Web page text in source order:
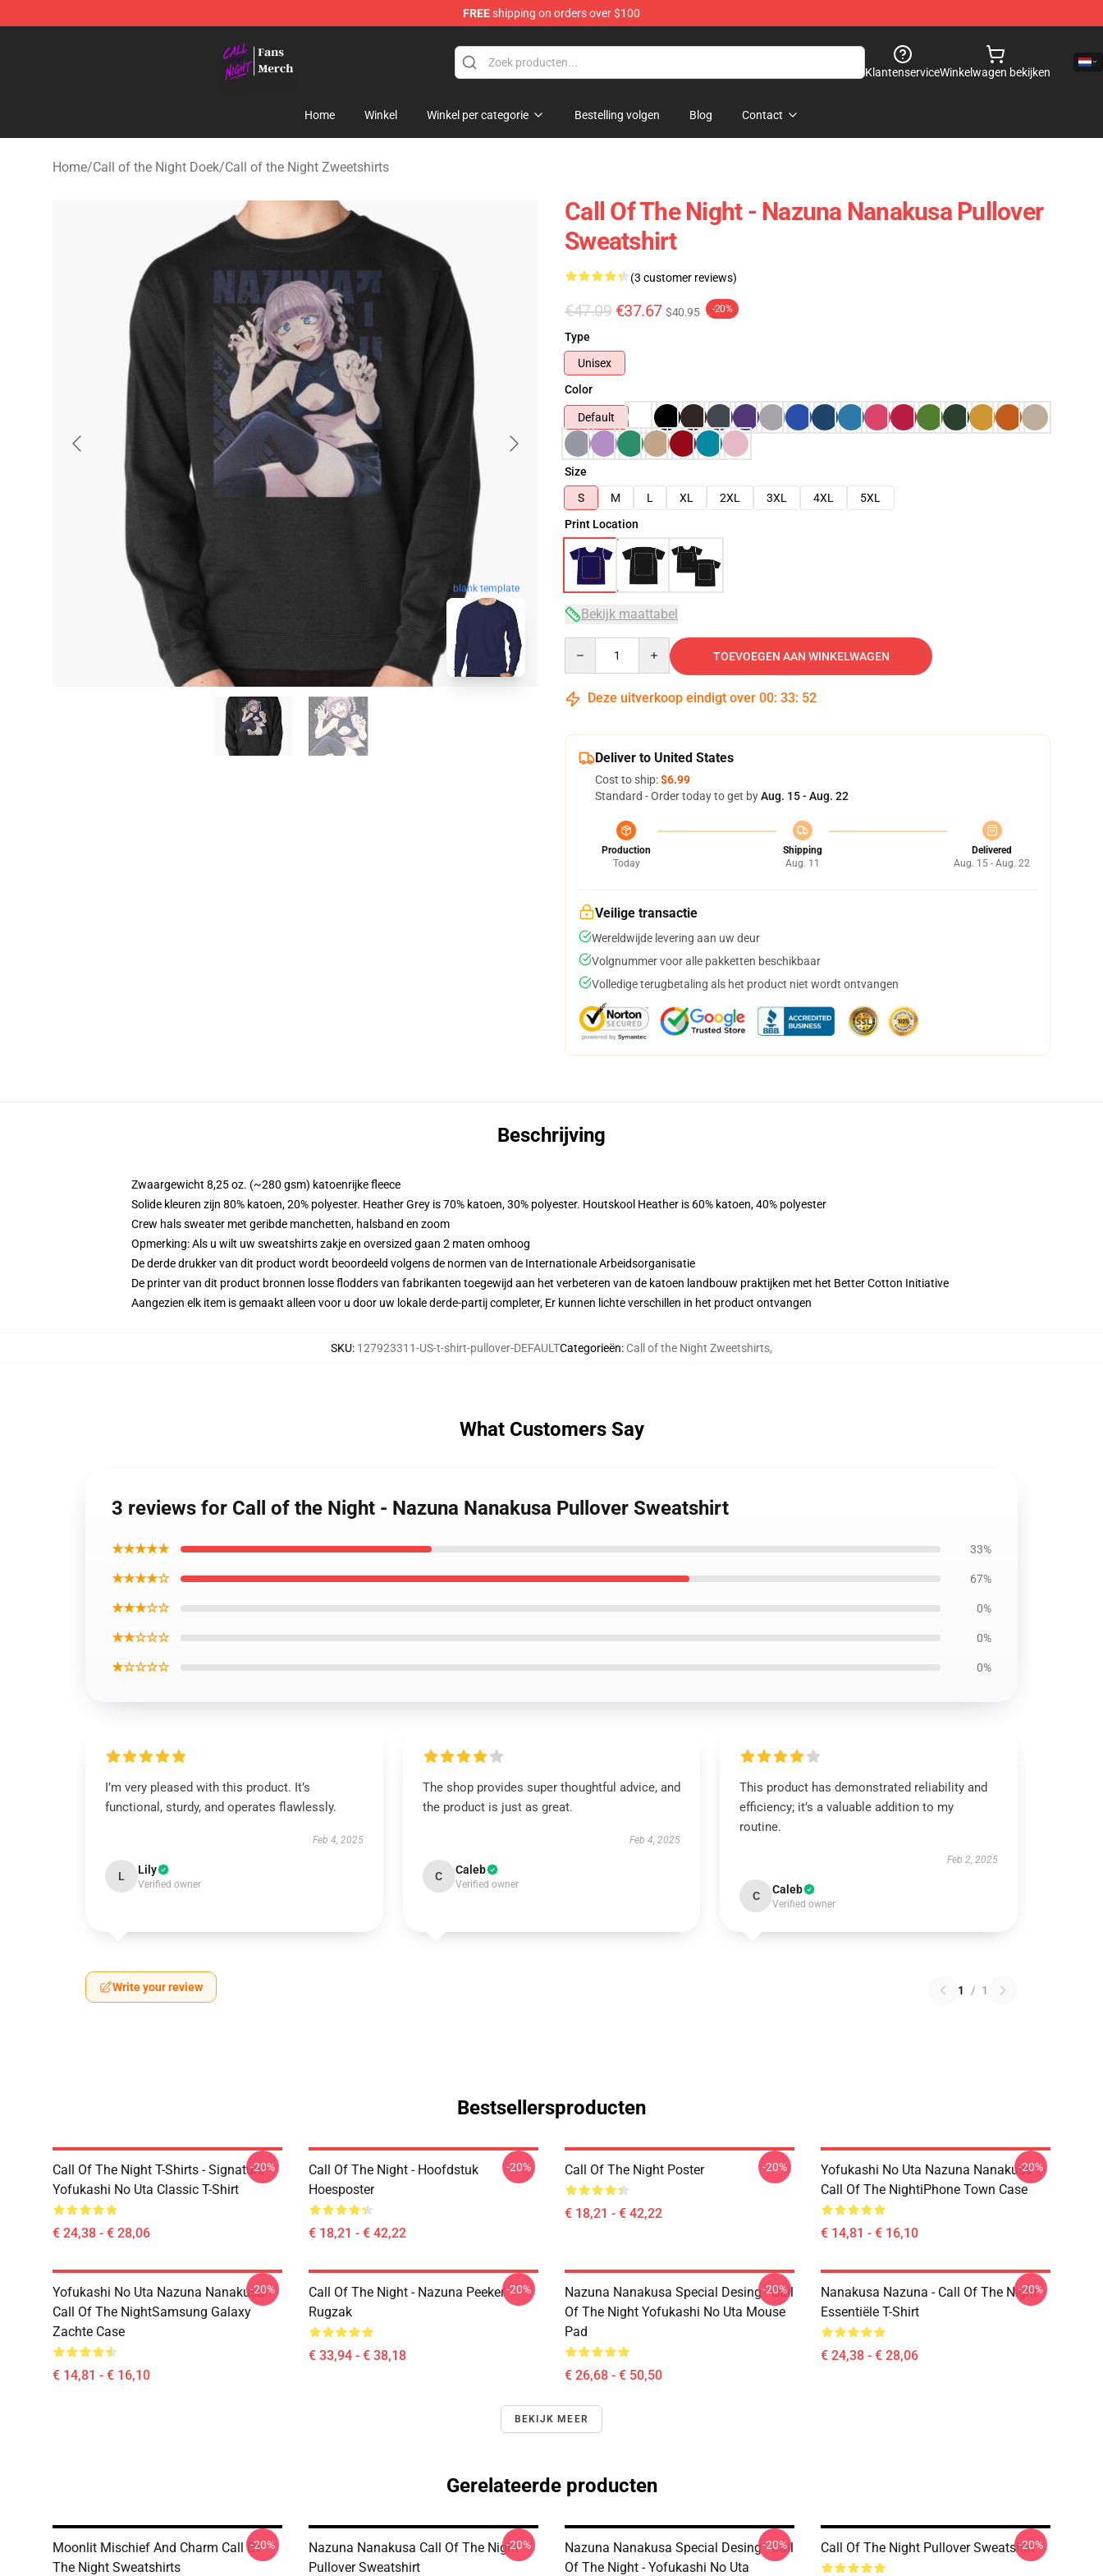
FREEshipping on orders over $100
KlantenserviceWinkelwagen bekijken
Home Winkel Winkel per categorie Bestelling volgen Blog Contact
Home/Call of the Night Doek/Call of the Night Zweetshirts
blank template
Call Of The Night - Nazuna Nanakusa Pullover
Sweatshirt
(3 customer reviews)
€47.09 €37.67 $40.95 -20%
Type
Unisex
Color
Default
Size
S
M L XL 2XL 3XL 4XL
5XL
Print Location
Bekijk maattabel
TOEVOEGEN AAN WINKELWAGEN
Deze uitverkoop eindigt over 00: 33: 51
Deliver to United States
Cost to ship:$6.99
Standard - Order today to get byAug. 15 - Aug. 22
Production
Today
Shipping
Aug. 11
Delivered
Aug. 15 - Aug. 22
Veilige transactie
Wereldwijde levering aan uw deur
Volgnummer voor alle pakketten beschikbaar
Volledige terugbetaling als het product niet wordt ontvangen
Beschrijving
Zwaargewicht 8,25 oz. (~280 gsm) katoenrijke fleece
Solide kleuren zijn 80% katoen, 20% polyester. Heather Grey is 70% katoen, 30% polyester. Houtskool Heather is 60% katoen, 40% polyester
Crew hals sweater met geribde manchetten, halsband en zoom
Opmerking: Als u wilt uw sweatshirts zakje en oversized gaan 2 maten omhoog
De derde drukker van dit product wordt beoordeeld volgens de normen van de Internationale Arbeidsorganisatie
De printer van dit product bronnen losse flodders van fabrikanten toegewijd aan het verbeteren van de katoen landbouw praktijken met het Better Cotton Initiative
Aangezien elk item is gemaakt alleen voor u door uw lokale derde-partij completer, Er kunnen lichte verschillen in het product ontvangen
SKU: 127923311-US-t-shirt-pullover-DEFAULTCategorieën: Call of the Night Zweetshirts,
What Customers Say
3 reviews for Call of the Night - Nazuna Nanakusa Pullover Sweatshirt
★★★★★ 33%
★★★★☆ 67%
★★★☆☆ 0%
★★☆☆☆ 0%
★☆☆☆☆ 0%
I’m very pleased with this product. It’s
functional, sturdy, and operates flawlessly.
Feb 4, 2025
L Lily
Verified owner
The shop provides super thoughtful advice, and
the product is just as great.
Feb 4, 2025
C Caleb
Verified owner
This product has demonstrated reliability and
efficiency; it’s a valuable addition to my
routine.
Feb 2, 2025
C Caleb
Verified owner
Write your review 1 / 1
Bestsellersproducten
Call Of The Night T-Shirts - Signature
Yofukashi No Uta Classic T-Shirt
€ 24,38 - € 28,06
-20%
Call Of The Night - Hoofdstuk
Hoesposter
€ 18,21 - € 42,22
-20% Call Of The Night Poster
€ 18,21 - € 42,22
-20%
Yofukashi No Uta Nazuna Nanakusa
Call Of The NightiPhone Town Case
€ 14,81 - € 16,10
-20%
Yofukashi No Uta Nazuna Nanakusa
Call Of The NightSamsung Galaxy
Zachte Case
€ 14,81 - € 16,10
-20%
Call Of The Night - Nazuna Peeker
Rugzak
€ 33,94 - € 38,18
-20%
Nazuna Nanakusa Special Desing - Call
Of The Night Yofukashi No Uta Mouse
Pad
€ 26,68 - € 50,50
-20%
Nanakusa Nazuna - Call Of The Night -
Essentiële T-Shirt
€ 24,38 - € 28,06
-20%
BEKIJK MEER
Gerelateerde producten
Moonlit Mischief And Charm Call Of
The Night Sweatshirts
-20%
Nazuna Nanakusa Call Of The Night
Pullover Sweatshirt
-20%
Nazuna Nanakusa Special Desing - Call
Of The Night - Yofukashi No Uta
-20% Call Of The Night Pullover Sweatshirt
-20%